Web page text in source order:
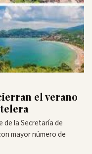
el verano
de la Secretaría de
mayor número de